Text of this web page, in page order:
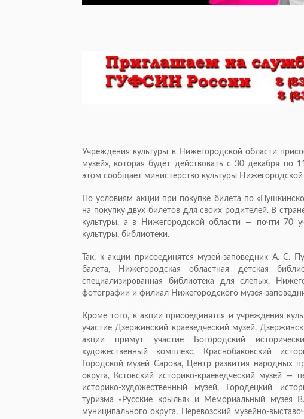
Учреждения культуры в Нижегородской области
музей», которая будет действовать с 30 декабря по
этом сообщает министерство культуры Нижегородской
По условиям акции при покупке билета по
на покупку двух билетов для своих родителей. В
культуры, а в Нижегородской области — почти 70
культуры, библиотеки.
Так, к акции присоединятся музей-заповедник А. С.
балета, Нижегородская областная детская
специализированная библиотека для слепых,
фотографии и филиал Нижегородского музея-
Кроме того, к акции присоединятся и учреждения
участие Дзержинский краеведческий музей,
акции примут участие Богородский
художественный комплекс, Краснобаковский
Городской музей Сарова, Центр развития народных
округа, Кстовский историко-краеведческий музей —
историко-художественный музей, Городецкий
туризма «Русские крылья» и Мемориальный музея
муниципального округа, Перевозский музейно-